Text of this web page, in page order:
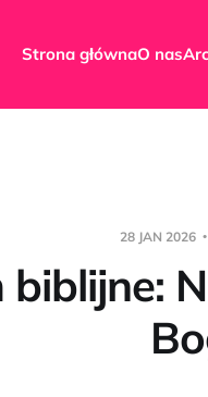
Strona głównaO nas
28 JAN 2026